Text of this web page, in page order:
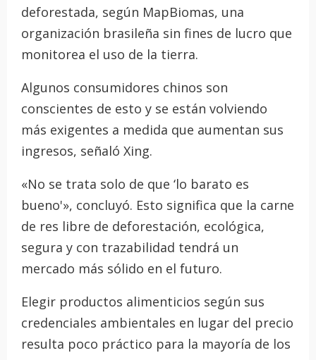
deforestada, según MapBiomas, una
organización brasileña sin fines de lucro que
monitorea el uso de la tierra.
Algunos consumidores chinos son
conscientes de esto y se están volviendo
más exigentes a medida que aumentan sus
ingresos, señaló Xing.
«No se trata solo de que ‘lo barato es
bueno'», concluyó. Esto significa que la carne
de res libre de deforestación, ecológica,
segura y con trazabilidad tendrá un
mercado más sólido en el futuro.
Elegir productos alimenticios según sus
credenciales ambientales en lugar del precio
resulta poco práctico para la mayoría de los